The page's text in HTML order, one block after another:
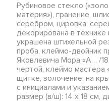
Рубиновое стекло
материя»), гранение,
серебром, цировка,
декорирована в технике
украшена штихельной
проба, клеймо-двойник
Яковлевича Мора «А… /
чертой, клеймо мастера
щитке, золочение; на
с инициалами и
размер (в/ш): 14 х 18 см,